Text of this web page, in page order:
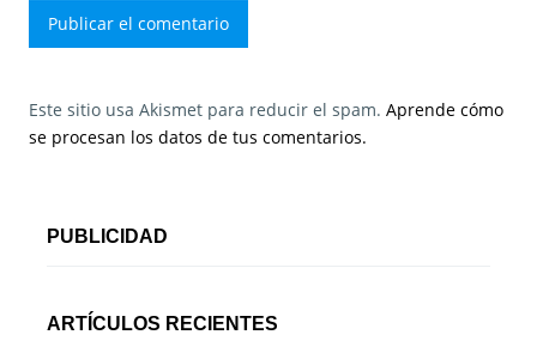
Este sitio usa Akismet para reducir el spam. Aprende cómo
se procesan los datos de tus comentarios.
PUBLICIDAD
ARTÍCULOS RECIENTES